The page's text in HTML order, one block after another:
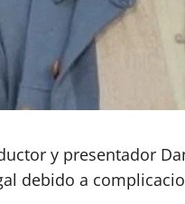
y presentador
debido a